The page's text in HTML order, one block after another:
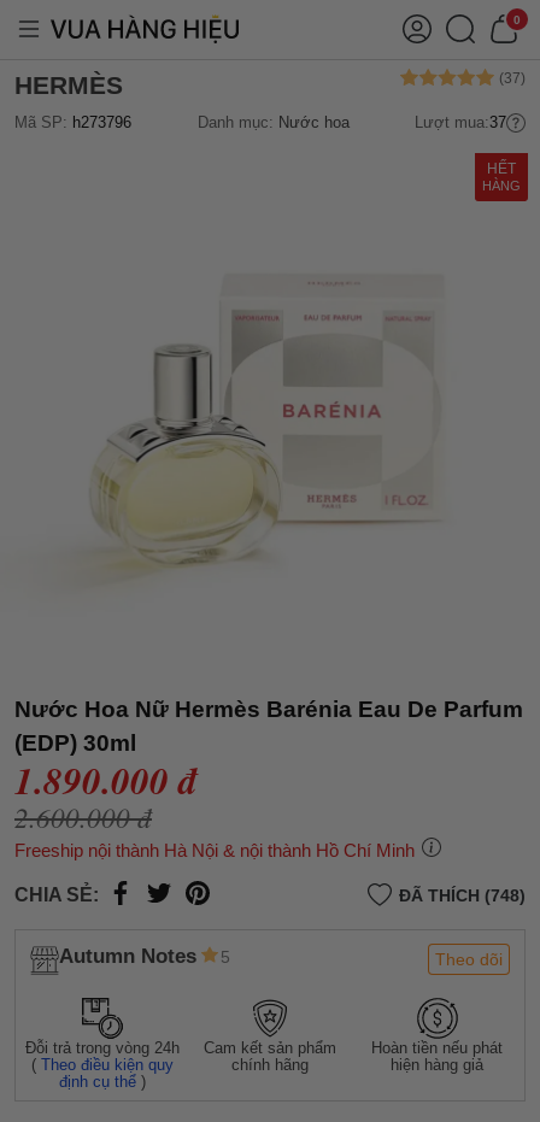
0
HERMÈS
Mã SP: h273796 Danh mục: Nước hoa Lượt mua:37
HẾT
HÀNG
Nước Hoa Nữ Hermès Barénia Eau De Parfum
(EDP) 30ml
1.890.000 đ
2.600.000 đ
Freeship nội thành Hà Nội & nội thành Hồ Chí Minh
CHIA SẺ: ĐÃ THÍCH (748)
Autumn Notes 5 Theo dõi
Đỗi trả trong vòng 24h
(Theo điều kiện quy
định cụ thể )
Cam kết sản phẩm
chính hãng
Hoàn tiền nếu phát
hiện hàng giả